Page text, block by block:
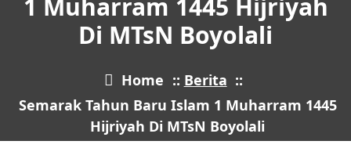
Di MTsN Boyolali
Home :: Berita ::
Semarak Tahun Baru Islam 1 Muharram 1445
Hijriyah Di MTsN Boyolali